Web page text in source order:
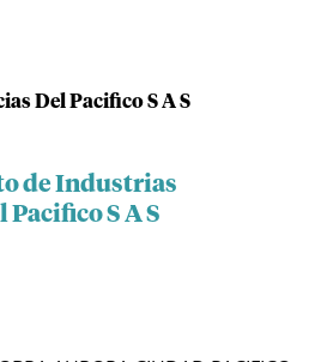
Del Pacifico S A S
de Industrias
S A S